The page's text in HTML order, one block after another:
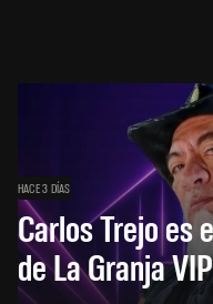
HACE 3 DÍAS
Carlos Trejo es
de La Granja